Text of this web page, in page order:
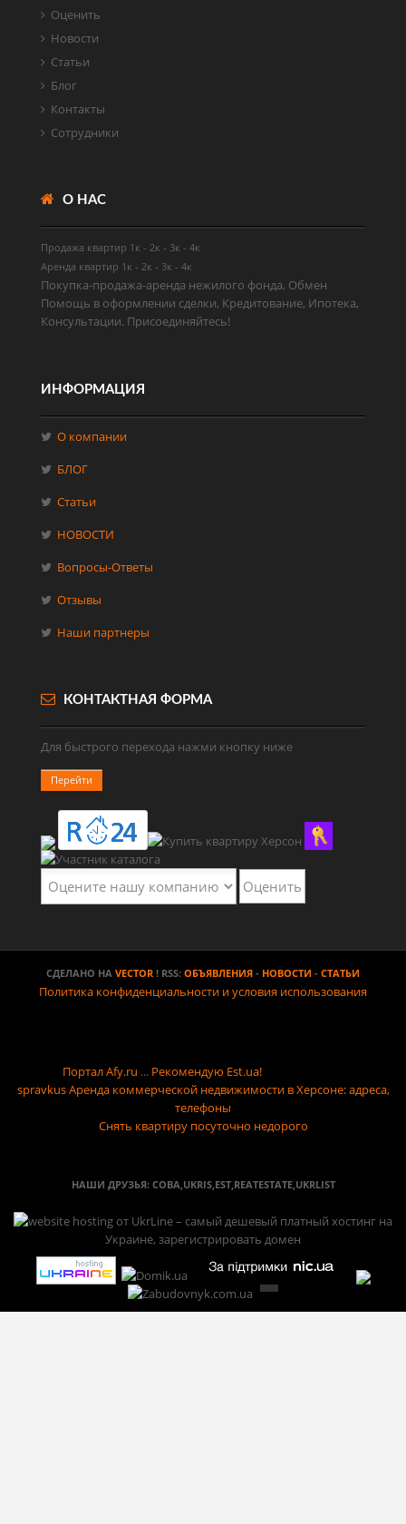
Оценить
Новости
Статьи
Блог
Контакты
Сотрудники
О НАС
Продажа квартир 1к - 2к - 3к - 4к
Аренда квартир 1к - 2к - 3к - 4к
Покупка-продажа-аренда нежилого фонда, Обмен
Помощь в оформлении сделки, Кредитование, Ипотека,
Консультации. Присоединяйтесь!
ИНФОРМАЦИЯ
О компании
БЛОГ
Статьи
НОВОСТИ
Вопросы-Ответы
Отзывы
Наши партнеры
КОНТАКТНАЯ ФОРМА
Для быстрого перехода нажми кнопку ниже
Перейти
СДЕЛАНО НА VECTOR ! RSS: ОБЪЯВЛЕНИЯ - НОВОСТИ - СТАТЬИ
Политика конфиденциальности и условия использования
Портал Afy.ru ... Рекомендую Est.ua!
spravkusАренда коммерческой недвижимости в Херсоне: адреса,
телефоны
Снять квартиру посуточно недорого
НАШИ ДРУЗЬЯ: СОВА,UKRIS,EST,REATESTATE,UKRLIST